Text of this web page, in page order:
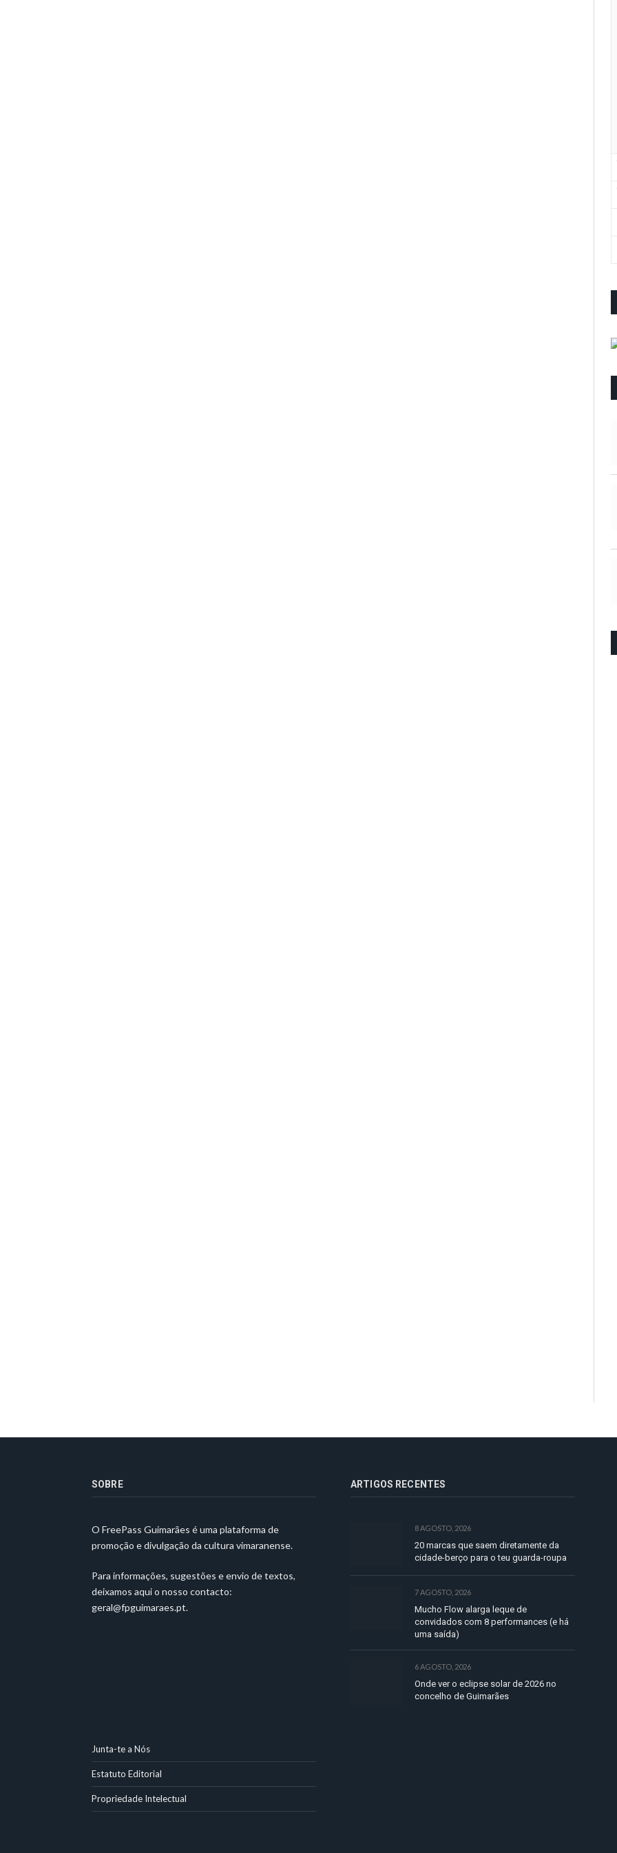
SOBRE
O FreePass Guimarães é uma plataforma de
promoção e divulgação da cultura vimaranense.
Para informações, sugestões e envio de textos,
deixamos aqui o nosso contacto:
geral@fpguimaraes.pt.
ARTIGOS RECENTES
8 AGOSTO, 2026
20 marcas que saem diretamente da
cidade-berço para o teu guarda-roupa
7 AGOSTO, 2026
Mucho Flow alarga leque de
convidados com 8 performances (e há
uma saída)
6 AGOSTO, 2026
Onde ver o eclipse solar de 2026 no
concelho de Guimarães
Junta-te a Nós
Estatuto Editorial
Propriedade Intelectual